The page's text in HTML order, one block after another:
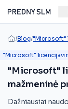
/Blog/"Microsoft"
"Microsoft"
"Microsoft"
mažmeninė
Dažniausiai